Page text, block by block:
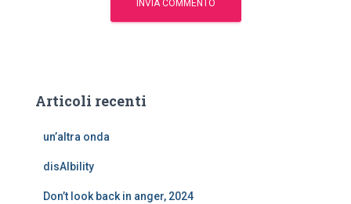
Articoli recenti
un’altra onda
disAIbility
Don’t look back in anger, 2024